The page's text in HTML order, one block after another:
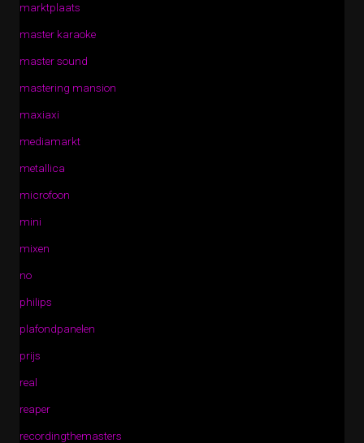
marktplaats
master karaoke
master sound
mastering mansion
maxiaxi
mediamarkt
metallica
microfoon
mini
mixen
no
philips
plafondpanelen
prijs
real
reaper
recordingthemasters